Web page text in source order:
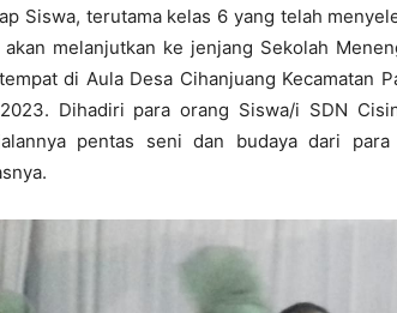
Siswa, terutama kelas 6 yang telah
akan melanjutkan ke jenjang Sekolah
di Aula Desa Cihanjuang Kecamatan
Dihadiri para orang Siswa/i SDN
pentas seni dan budaya dari